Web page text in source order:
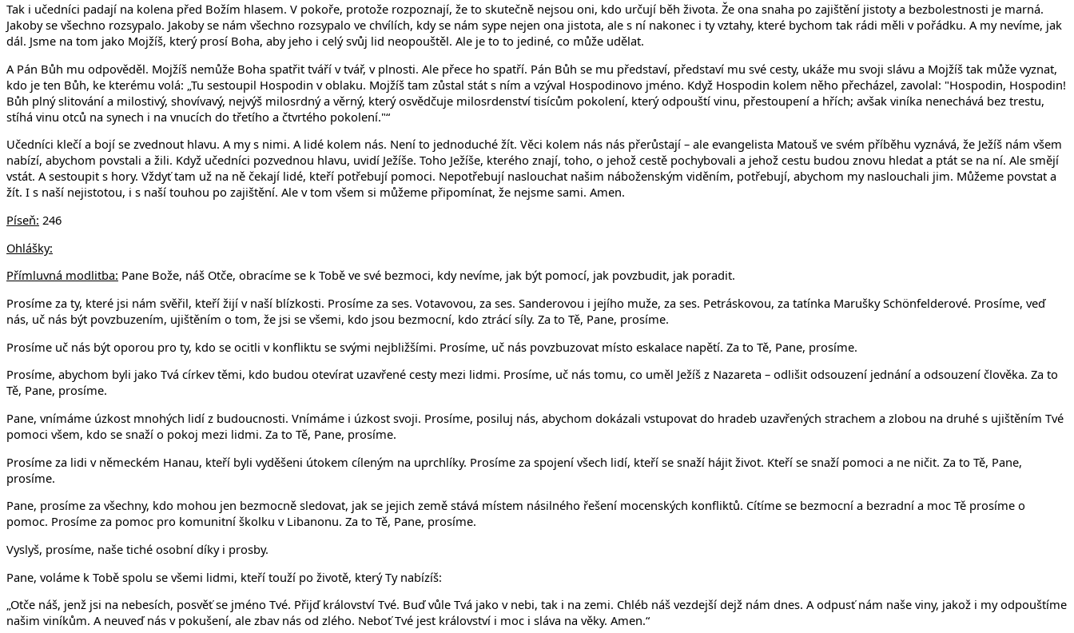
Tak i učedníci padají na kolena před Božím hlasem. V pokoře, protože rozpoznají, že to skutečně nejsou oni, kdo určují běh života. Že ona snaha po zajištění jistoty a bezbolestnosti je marná.
Jakoby se všechno rozsypalo. Jakoby se nám všechno rozsypalo ve chvílích, kdy se nám sype nejen ona jistota, ale s ní nakonec i ty vztahy, které bychom tak rádi měli v pořádku. A my nevíme, jak
dál. Jsme na tom jako Mojžíš, který prosí Boha, aby jeho i celý svůj lid neopouštěl. Ale je to to jediné, co může udělat.
A Pán Bůh mu odpověděl. Mojžíš nemůže Boha spatřit tváří v tvář, v plnosti. Ale přece ho spatří. Pán Bůh se mu představí, představí mu své cesty, ukáže mu svoji slávu a Mojžíš tak může vyznat,
kdo je ten Bůh, ke kterému volá: „Tu sestoupil Hospodin v oblaku. Mojžíš tam zůstal stát s ním a vzýval Hospodinovo jméno. Když Hospodin kolem něho přecházel, zavolal: "Hospodin, Hospodin!
Bůh plný slitování a milostivý, shovívavý, nejvýš milosrdný a věrný, který osvědčuje milosrdenství tisícům pokolení, který odpouští vinu, přestoupení a hřích; avšak viníka nenechává bez trestu,
stíhá vinu otců na synech i na vnucích do třetího a čtvrtého pokolení."“
Učedníci klečí a bojí se zvednout hlavu. A my s nimi. A lidé kolem nás. Není to jednoduché žít. Věci kolem nás nás přerůstají – ale evangelista Matouš ve svém příběhu vyznává, že Ježíš nám všem
nabízí, abychom povstali a žili. Když učedníci pozvednou hlavu, uvidí Ježíše. Toho Ježíše, kterého znají, toho, o jehož cestě pochybovali a jehož cestu budou znovu hledat a ptát se na ní. Ale smějí
vstát. A sestoupit s hory. Vždyť tam už na ně čekají lidé, kteří potřebují pomoci. Nepotřebují naslouchat našim náboženským viděním, potřebují, abychom my naslouchali jim. Můžeme povstat a
žít. I s naší nejistotou, i s naší touhou po zajištění. Ale v tom všem si můžeme připomínat, že nejsme sami. Amen.
Píseň: 246
Ohlášky:
Přímluvná modlitba: Pane Bože, náš Otče, obracíme se k Tobě ve své bezmoci, kdy nevíme, jak být pomocí, jak povzbudit, jak poradit.
Prosíme za ty, které jsi nám svěřil, kteří žijí v naší blízkosti. Prosíme za ses. Votavovou, za ses. Sanderovou i jejího muže, za ses. Petráskovou, za tatínka Marušky Schönfelderové. Prosíme, veď
nás, uč nás být povzbuzením, ujištěním o tom, že jsi se všemi, kdo jsou bezmocní, kdo ztrácí síly. Za to Tě, Pane, prosíme.
Prosíme uč nás být oporou pro ty, kdo se ocitli v konfliktu se svými nejbližšími. Prosíme, uč nás povzbuzovat místo eskalace napětí. Za to Tě, Pane, prosíme.
Prosíme, abychom byli jako Tvá církev těmi, kdo budou otevírat uzavřené cesty mezi lidmi. Prosíme, uč nás tomu, co uměl Ježíš z Nazareta – odlišit odsouzení jednání a odsouzení člověka. Za to
Tě, Pane, prosíme.
Pane, vnímáme úzkost mnohých lidí z budoucnosti. Vnímáme i úzkost svoji. Prosíme, posiluj nás, abychom dokázali vstupovat do hradeb uzavřených strachem a zlobou na druhé s ujištěním Tvé
pomoci všem, kdo se snaží o pokoj mezi lidmi. Za to Tě, Pane, prosíme.
Prosíme za lidi v německém Hanau, kteří byli vyděšeni útokem cíleným na uprchlíky. Prosíme za spojení všech lidí, kteří se snaží hájit život. Kteří se snaží pomoci a ne ničit. Za to Tě, Pane,
prosíme.
Pane, prosíme za všechny, kdo mohou jen bezmocně sledovat, jak se jejich země stává místem násilného řešení mocenských konfliktů. Cítíme se bezmocní a bezradní a moc Tě prosíme o
pomoc. Prosíme za pomoc pro komunitní školku v Libanonu. Za to Tě, Pane, prosíme.
Vyslyš, prosíme, naše tiché osobní díky i prosby.
Pane, voláme k Tobě spolu se všemi lidmi, kteří touží po životě, který Ty nabízíš:
„Otče náš, jenž jsi na nebesích, posvěť se jméno Tvé. Přijď království Tvé. Buď vůle Tvá jako v nebi, tak i na zemi. Chléb náš vezdejší dejž nám dnes. A odpusť nám naše viny, jakož i my odpouštíme
našim viníkům. A neuveď nás v pokušení, ale zbav nás od zlého. Neboť Tvé jest království i moc i sláva na věky. Amen.“